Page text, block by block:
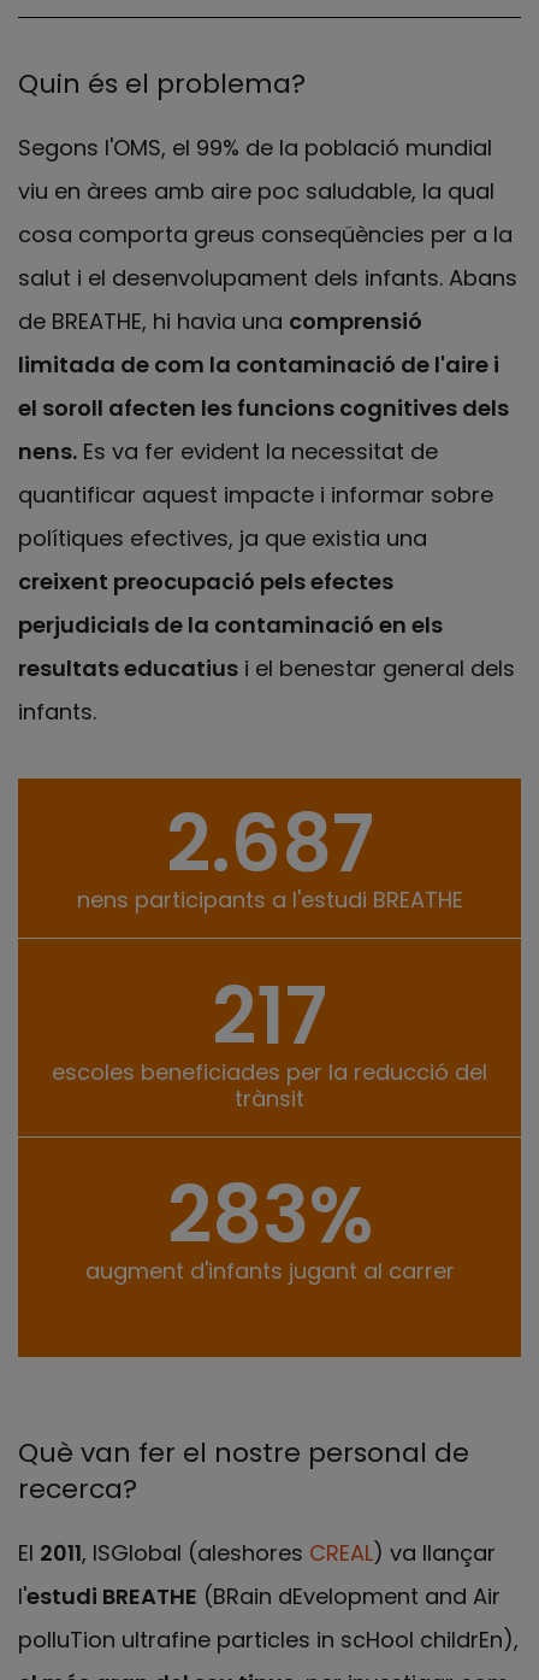
Quin és el problema?
Segons l'OMS, el 99% de la població mundial
viu en àrees amb aire poc saludable, la qual
cosa comporta greus conseqüències per a la
salut i el desenvolupament dels infants. Abans
de BREATHE, hi havia una comprensió
limitada de com la contaminació de l'aire i
el soroll afecten les funcions cognitives dels
nens. Es va fer evident la necessitat de
quantificar aquest impacte i informar sobre
polítiques efectives, ja que existia una
creixent preocupació pels efectes
perjudicials de la contaminació en els
resultats educatius i el benestar general dels
infants.
2.687
nens participants a l'estudi BREATHE
217
escoles beneficiades per la reducció del
trànsit
283%
augment d'infants jugant al carrer
Què van fer el nostre personal de
recerca?
El 2011, ISGlobal (aleshores CREAL) va llançar
l'estudi BREATHE (BRain dEvelopment and Air
polluTion ultrafine particles in scHool childrEn),